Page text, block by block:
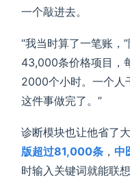
一个敲进去。
“我当时算了一笔账，
43,000条价格项目，
2000个小时。一个人
这件事做完了。”
诊断模块也让他省了大
版超过81,000条 ， 中
时输入关键词就能联